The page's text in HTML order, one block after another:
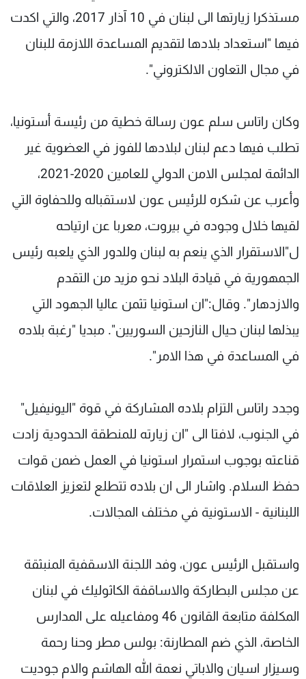
مستذكرا زيارتها الى لبنان في 10 آذار 2017، والتي اكدت
فيها "استعداد بلادها لتقديم المساعدة اللازمة للبنان
في مجال التعاون الالكتروني".
وكان راتاس سلم عون رسالة خطية من رئيسة أستونيا،
تطلب فيها دعم لبنان لبلادها للفوز في العضوية غير
الدائمة لمجلس الامن الدولي للعامين 2020-2021،
وأعرب عن شكره للرئيس عون لاستقباله وللحفاوة التي
لقيها خلال وجوده في بيروت، معربا عن ارتياحه
ل"الاستقرار الذي ينعم به لبنان وللدور الذي يلعبه رئيس
الجمهورية في قيادة البلاد نحو مزيد من التقدم
والازدهار". وقال:"ان استونيا تثمن عاليا الجهود التي
يبذلها لبنان حيال النازحين السوريين". مبديا "رغبة بلاده
في المساعدة في هذا الامر".
وجدد راتاس التزام بلاده المشاركة في قوة "اليونيفيل"
في الجنوب، لافتا الى "ان زيارته للمنطقة الحدودية زادت
قناعته بوجوب استمرار استونيا في العمل ضمن قوات
حفظ السلام. واشار الى ان بلاده تتطلع لتعزيز العلاقات
اللبنانية - الاستونية في مختلف المجالات.
واستقبل الرئيس عون، وفد اللجنة الاسقفية المنبثقة
عن مجلس البطاركة والاساقفة الكاثوليك في لبنان
المكلفة متابعة القانون 46 ومفاعيله على المدارس
الخاصة، الذي ضم المطارنة: بولس مطر وحنا رحمة
وسيزار اسيان والاباتي نعمة الله الهاشم والام جوديت